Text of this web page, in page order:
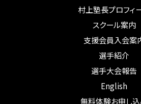
村上塾長プロフィ
スクール案内
支援会員入会案
選手紹介
選手大会報告
English
無料体験お申し